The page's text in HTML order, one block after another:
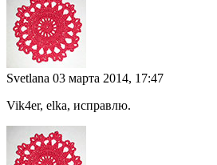
Svetlana 03 марта 2014, 17:47
Vik4er, elka, исправлю.